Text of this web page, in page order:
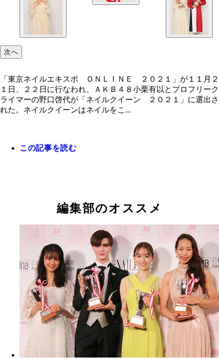
次へ
「東京ネイルエキスポ ＯＮＬＩＮＥ ２０２１」が１１月２
１日、２２日に行なわれ、ＡＫＢ４８小栗有以とプロフリーク
ライマーの野口啓代が「ネイルクイーン ２０２１」に選出さ
れた。ネイルクイーンはネイルをこ...
この記事を読む
編集部のオススメ